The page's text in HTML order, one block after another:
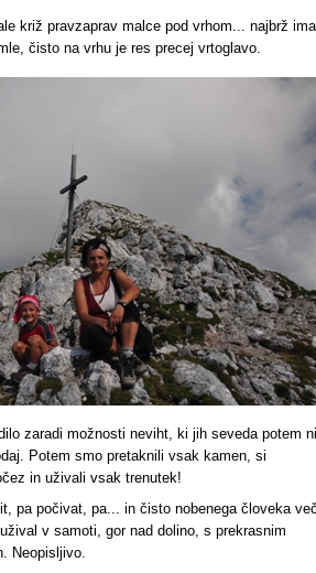
križ pravzaprav malce pod vrhom... najbrž ima
čisto na vrhu je res precej vrtoglavo.
zaradi možnosti neviht, ki jih seveda potem ni
Potem smo pretaknili vsak kamen, si
in uživali vsak trenutek!
pa počivat, pa... in čisto nobenega človeka
v samoti, gor nad dolino, s prekrasnim
Neopisljivo.